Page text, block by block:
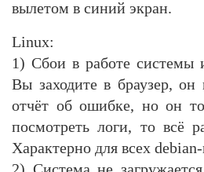
вылетом в синий экран.
Linux:
1) Сбои в работе системы
Вы заходите в браузер, он
отчёт об ошибке, но он
посмотреть логи, то всё
Характерно для всех